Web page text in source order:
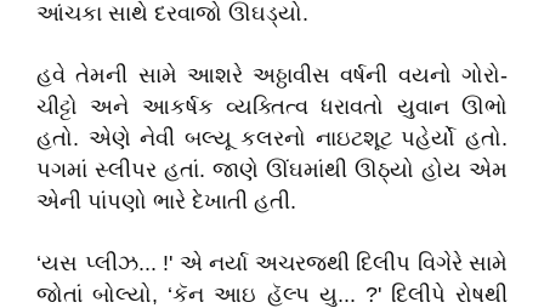
આંચકા સાથે દરવાજો ઊઘડ્યો.
હવે તેમની સામે આશરે અઠ્ઠાવીસ વર્ષની વયનો ગોરો-
ચીટ્ટો અને આકર્ષક વ્યક્તિત્વ ધરાવતો યુવાન ઊભો
હતો. એણે નેવી બલ્યૂ કલરનો નાઇટશૂટ પહેર્યો હતો.
પગમાં સ્લીપર હતાં. જાણે ઊંઘમાંથી ઊઠ્યો હોય એમ
એની પાંપણો ભારે દેખાતી હતી.
‘યસ પ્લીઝ... !' એ નર્યા અચરજથી દિલીપ વિગેરે સામે
જોતાં બોલ્યો, ‘કૅન આઇ હૅલ્પ યુ... ?' દિલીપે રોષથી